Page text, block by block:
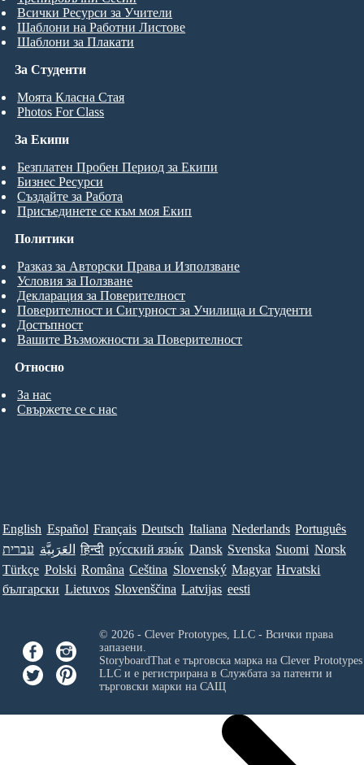
За Студенти
Моята Класна Стая
Photos For Class
Всички Ресурси за Учители
Шаблони на Работни Листове
Шаблони за Плакати
За Екипи
Безплатен Пробен Период за Екипи
Бизнес Ресурси
Създайте за Работа
Присъединете се към моя Екип
Относно
За нас
Свържете се с нас
Политики
Разказ за Авторски Права и Използване
Условия за Ползване
Декларация за Поверителност
Поверителност и Сигурност за Училища и Студенти
Достъпност
Вашите Възможности за Поверителност
English Español Français Deutsch Italiana Nederlands Português
עברית العَرَبِيَّة हिन्दी ру́сский язы́к Dansk Svenska Suomi Norsk
Türkçe Polski Româna Ceština Slovenský Magyar Hrvatski
български Lietuvos Slovenščina Latvijas eesti
© 2026 - Clever Prototypes, LLC - Всички права
запазени.
StoryboardThat е търговска марка на Clever
LLCи е регистрирана в Службата за патенти и
търговски марки на САЩ